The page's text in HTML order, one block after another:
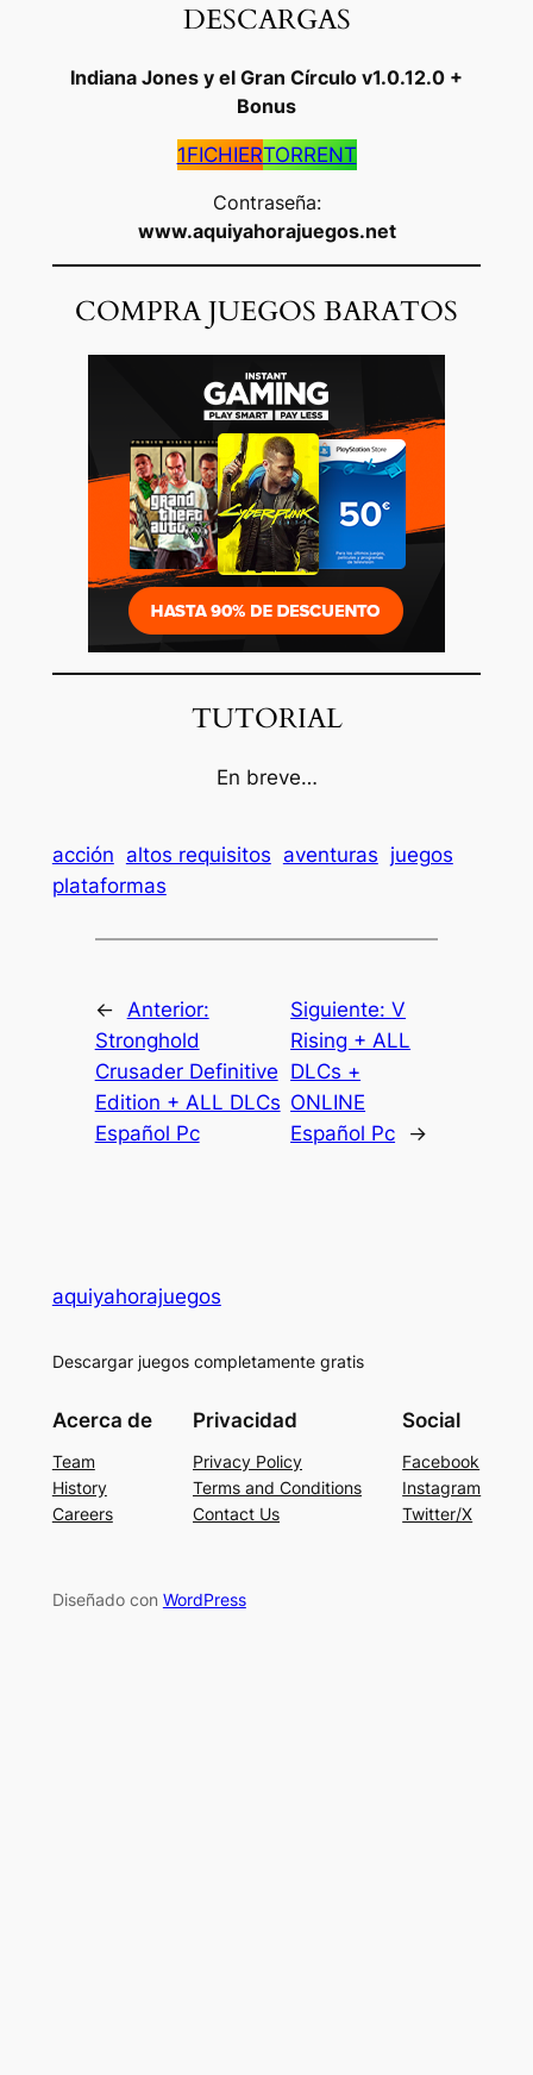
DESCARGAS
Indiana Jones y el Gran Círculo v1.0.12.0 +
Bonus
1FICHIERTORRENT
Contraseña:
www.aquiyahorajuegos.net
COMPRA JUEGOS BARATOS
TUTORIAL
En breve…
acción altos requisitos aventuras juegos
plataformas
←
Anterior:
Stronghold
Crusader Definitive
Edition + ALL DLCs
Español Pc
Siguiente:V
Rising + ALL
DLCs +
ONLINE
Español Pc
→
aquiyahorajuegos
Descargar juegos completamente gratis
Acerca de
Team
History
Careers
Privacidad
Privacy Policy
Terms and Conditions
Contact Us
Social
Facebook
Instagram
Twitter/X
Diseñado con WordPress